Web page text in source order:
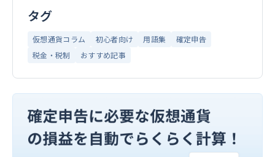
タグ
仮想通貨コラム 初心者向け 用語集
確定申告
税金・税制
おすすめ記事